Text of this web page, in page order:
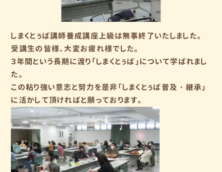
しまくとぅば講師養成講座上級は無事終了いたしました。
受講生の皆様、大変お疲れ様でした。
３年間という長期に渡り「しまくとぅば」について学ばれまし
た。
この粘り強い意志と努力を是非「しまくとぅば普及・継承」
に活かして頂ければと願っております。